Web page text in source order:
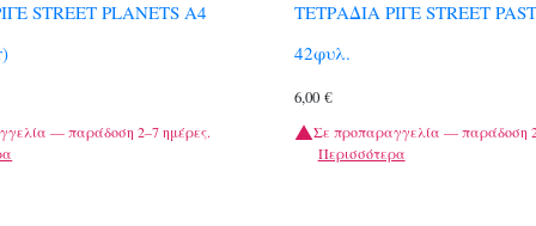
STREET PLANETS A4
— παράδοση 2–7 ημέρες.
ΤΕΤΡΑΔΙΑ ΡΙΓΕ STREET
42φυλ.
6,00 €
Σε προπαραγγελία — παράδοση
Περισσότερα